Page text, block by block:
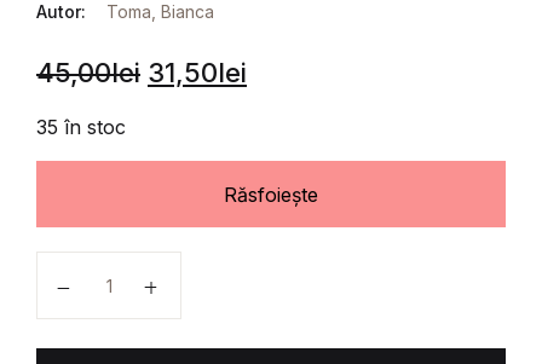
Autor: Toma, Bianca
45,00lei 31,50lei
35 în stoc
Răsfoiește